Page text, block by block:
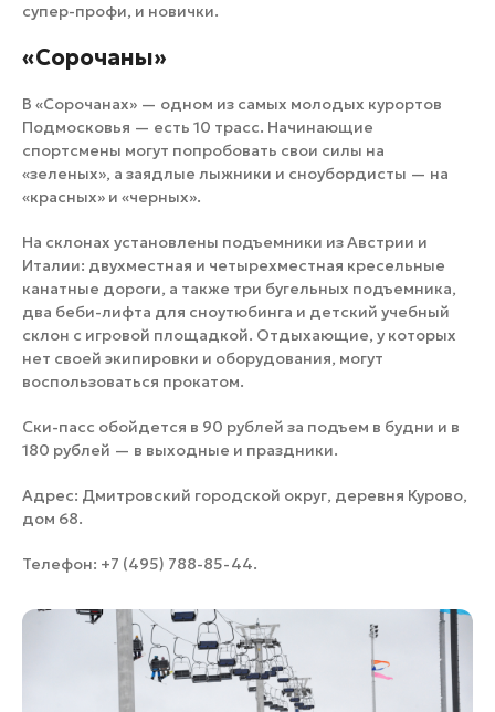
супер-профи, и новички.
«Сорочаны»
В «Сорочанах» — одном из самых молодых курортов
Подмосковья — есть 10 трасс. Начинающие
спортсмены могут попробовать свои силы на
«зеленых», а заядлые лыжники и сноубордисты — на
«красных» и «черных».
На склонах установлены подъемники из Австрии и
Италии: двухместная и четырехместная кресельные
канатные дороги, а также три бугельных подъемника,
два беби-лифта для сноутюбинга и детский учебный
склон с игровой площадкой. Отдыхающие, у которых
нет своей экипировки и оборудования, могут
воспользоваться прокатом.
Ски-пасс обойдется в 90 рублей за подъем в будни и в
180 рублей — в выходные и праздники.
Адрес: Дмитровский городской округ, деревня Курово,
дом 68.
Телефон: +7 (495) 788-85-44.